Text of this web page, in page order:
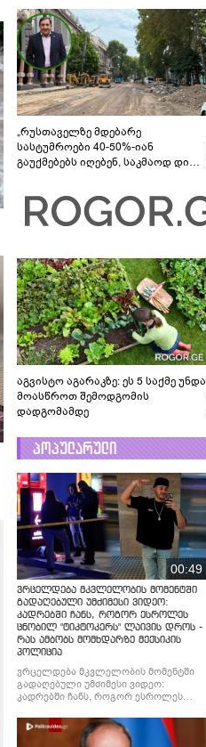
„რუსთაველზე მდებარე
სასტუმროები 40-50%-იან
გაუქმებებს იღებენ, საკმაოდ დიდი
შეხვდებოდა“
აგვისტო აგარაკზე: ეს 5 საქმე უნდა
მოასწროთ შემოდგომის
დადგომამდე
პოპულარული
00:49
ვრცელდება მკვლელობის მომენტში
გადაღებული უმძიმესი ვიდეო:
კადრებში ჩანს, როგორ ესროლეს
ცნობილ "ტიკტოკერს" ლაივის დროს -
რას ამბობს მომხდარზე მექსიკის
პოლიცია
ვრცელდება მკვლელობის მომენტში
გადაღებული უმძიმესი ვიდეო:
კადრებში ჩანს, როგორ ესროლეს
რას ამბობს მომხდარზე მექსიკის
პოლიცია